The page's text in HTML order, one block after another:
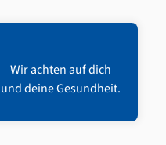
Wir achten auf dich
und deine Gesundheit.